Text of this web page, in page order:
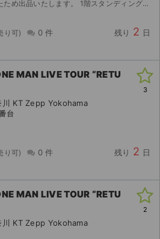
選したチケットです。 お問い合わせ下さい。 【お渡し方法】 電子チケット（チケットぴあ)にて分配いたします。...
0 件 残り 2 日
MAN LIVE TOUR “RETU
KT Zepp Yokohama
台
0 件 残り 2 日
3
MAN LIVE TOUR “RETU
KT Zepp Yokohama
2